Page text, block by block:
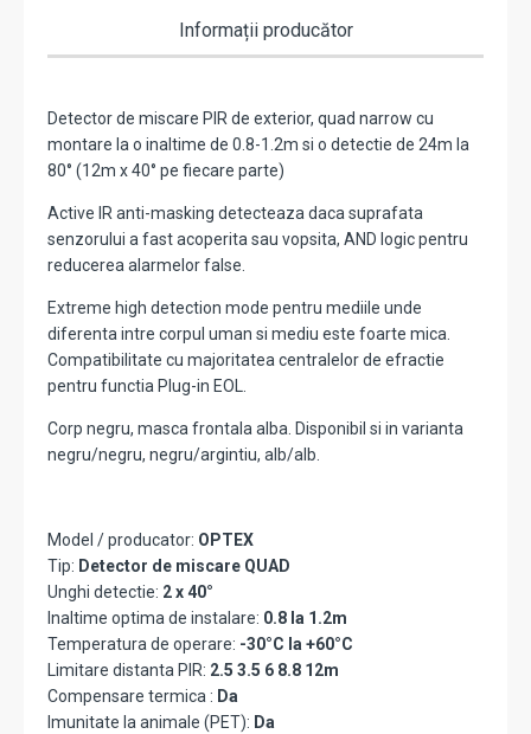
Informații producător
Detector de miscare PIR de exterior, quad narrow cu
montare la o inaltime de 0.8-1.2m si o detectie de 24m la
80° (12m x 40° pe fiecare parte)
Active IR anti-masking detecteaza daca suprafata
senzorului a fast acoperita sau vopsita, AND logic pentru
reducerea alarmelor false.
Extreme high detection mode pentru mediile unde
diferenta intre corpul uman si mediu este foarte mica.
Compatibilitate cu majoritatea centralelor de efractie
pentru functia Plug-in EOL.
Corp negru, masca frontala alba. Disponibil si in varianta
negru/negru, negru/argintiu, alb/alb.
Model / producator: OPTEX
Tip: Detector de miscare QUAD
Unghi detectie: 2 x 40°
Inaltime optima de instalare: 0.8 la 1.2m
Temperatura de operare: -30°C la +60°C
Limitare distanta PIR: 2.5 3.5 6 8.8 12m
Compensare termica : Da
Imunitate la animale (PET): Da